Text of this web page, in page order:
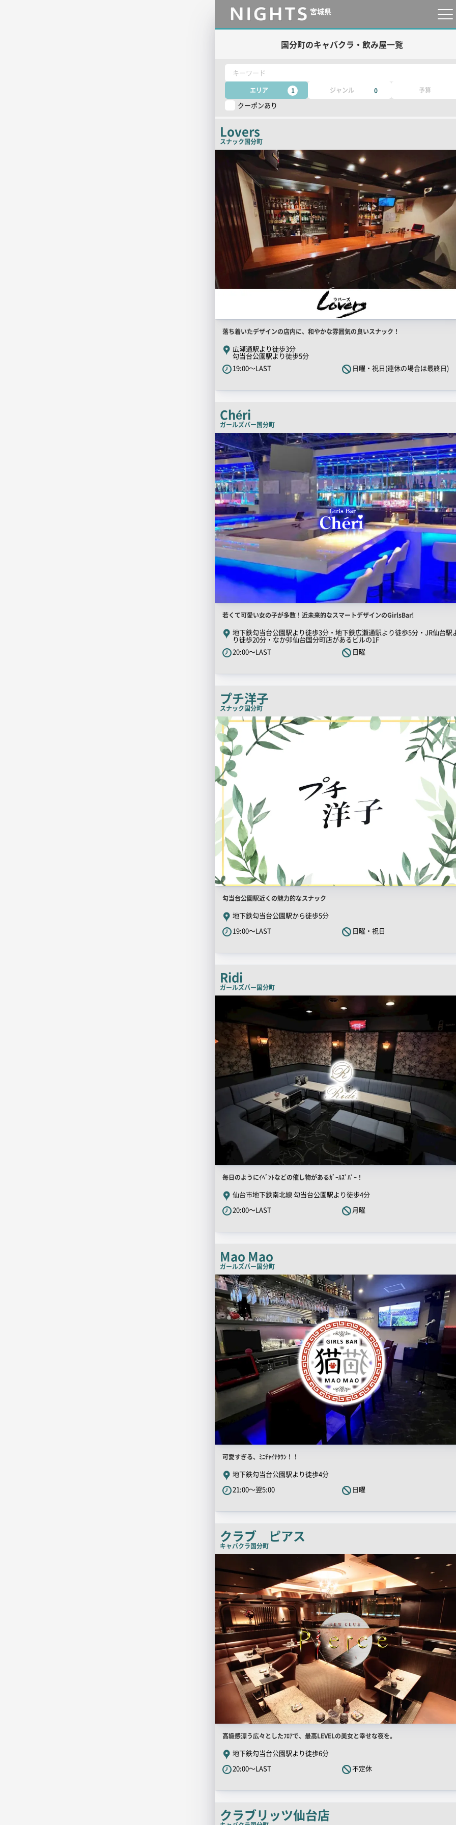
宮城県
国分町のキャバクラ・飲み屋一覧
キーワード
エリア 1 ジャンル 0 予算
クーポンあり
Lovers
スナック国分町
店
店
舗
PR
キ
ッ
コ
ピ
ー
落ち着いたデザインの店内に、和やかな雰囲気の良いスナック！
広瀬通駅より徒歩3分
勾当台公園駅より徒歩5分
19:00～LAST
日曜・祝日(連休の場合は最終日)
Chéri
ガールズバー国分町
店
舗
PR
画
像
店
舗
PR
キ
ッ
コ
ピ
ー
若くて可愛い女の子が多数！近未来的なスマートデザインのGirlsBar!
地下鉄勾当台公園駅より徒歩3分・地下鉄広瀬通駅より徒歩5分・JR仙台駅
り徒歩20分・なか卯仙台国分町店があるビルの1F
20:00～LAST
日曜
プチ洋子
スナック国分町
店
舗
PR
画
像
店
舗
PR
キ
チ
コ
ピ
勾当台公園駅近くの魅力的なスナック
地下鉄勾当台公園駅から徒歩5分
19:00～LAST
日曜・祝日
Ridi
ガールズバー国分町
店
画
店
舗
PR
キ
チ
コ
ピ
ー
毎日のようにｲﾍﾞﾝﾄなどの催し物があるｶﾞｰﾙｽﾞﾊﾞｰ！
仙台市地下鉄南北線 勾当台公園駅より徒歩4分
20:00～LAST
月曜
Mao Mao
ガールズバー国分町
店
舗
PR
画
像
店
舗
PR
キ
チ
コ
ピ
可愛すぎる、ﾐﾆﾁｬｲﾅﾀｳﾝ！！
地下鉄勾当台公園駅より徒歩4分
21:00～翌5:00
日曜
クラブ ピアス
キャバクラ国分町
店
PR
像
店
舗
PR
キ
チ
コ
高級感漂う広々としたﾌﾛｱで、最高LEVELの美女と幸せな夜を。
地下鉄勾当台公園駅より徒歩6分
20:00～LAST
不定休
クラブリッツ仙台店